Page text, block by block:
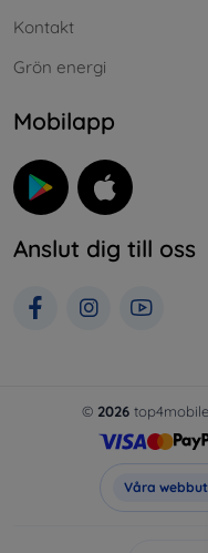
Kontakt
Grön energi
Mobilapp
Anslut dig till oss
© 2026
Våra